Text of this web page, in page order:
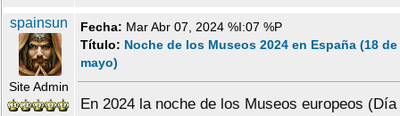
spainsun
Site Admin
Fecha: Mar Abr 07, 2024 %I:07 %P
Título: Noche de los Museos 2024 en España (18 de
mayo)
En 2024 la noche de los Museos europeos (Día